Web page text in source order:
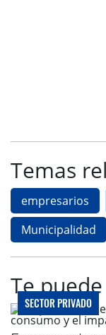
Temas
empresarios
Municipalidad
Te
SECTOR PRIVADO